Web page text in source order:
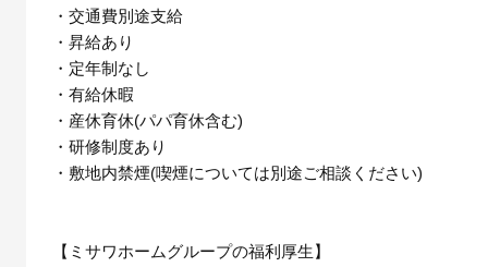
・交通費別途支給
・昇給あり
・定年制なし
・有給休暇
・産休育休(パパ育休含む)
・研修制度あり
・敷地内禁煙(喫煙については別途ご相談ください)
【ミサワホームグループの福利厚生】